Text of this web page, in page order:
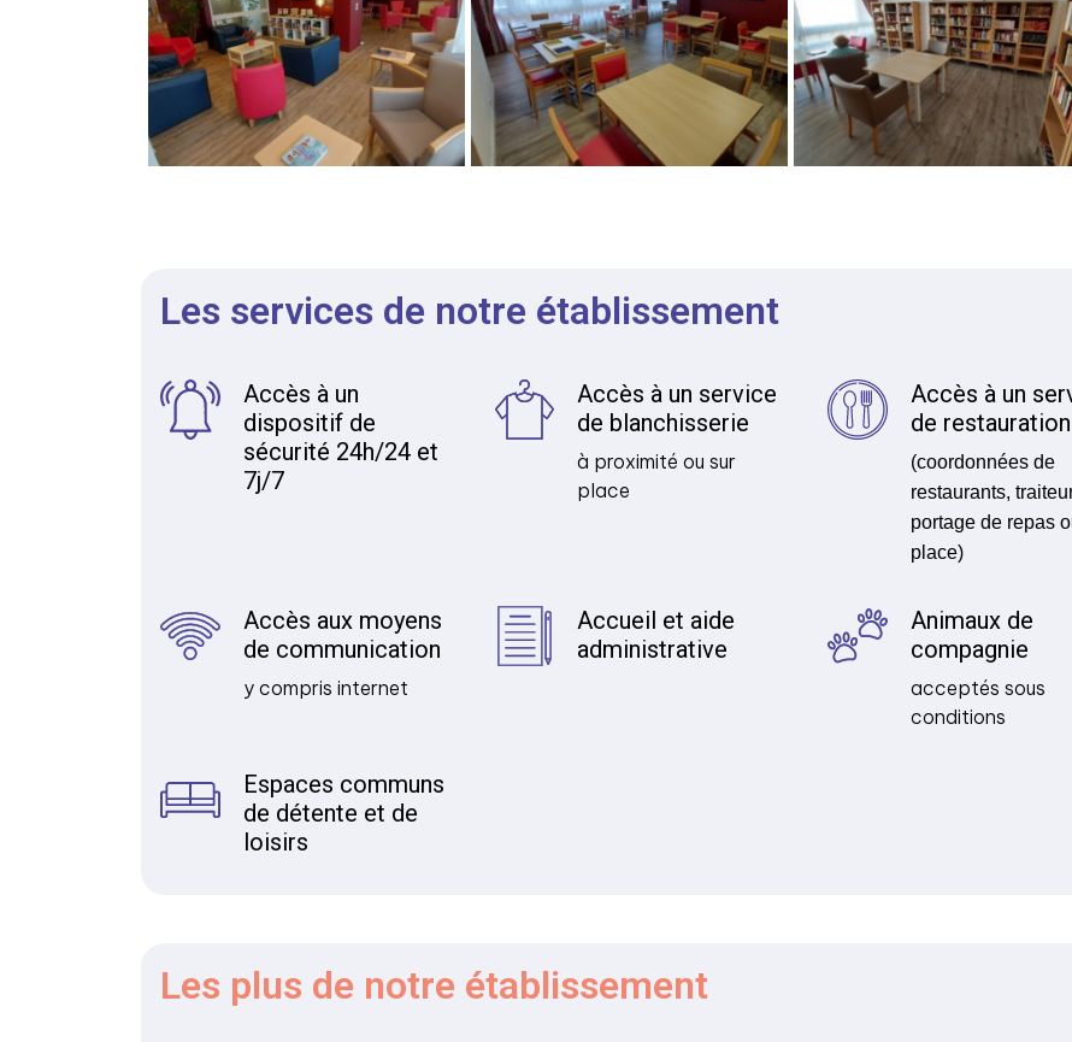
Les services de notre établissement
Accès à un
dispositif de
sécurité 24h/24 et
7j/7
Accès à un service
de blanchisserie
à proximité ou sur
place
Accès à un
de restauration
(coordonnées de
restaurants,
portage de repas
place)
Accès aux moyens
de communication
y compris internet
Accueil et aide
administrative
Animaux de
compagnie
acceptés sous
conditions
Espaces communs
de détente et de
loisirs
Les plus de notre établissement